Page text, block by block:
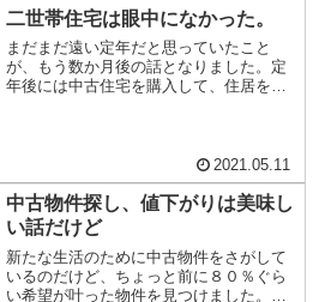
二世帯住宅は眼中になかった。
まだまだ遠い定年だと思っていたこと
が、もう数か月後の話となりました。定
年後には中古住宅を購入して、住居を移
2021.05.11
中古物件探し、値下がりは美味し
い話だけど
新たな生活のために中古物件をさがして
いるのだけど、ちょっと前に８０％ぐら
い希望が叶った物件を見つけました。そ